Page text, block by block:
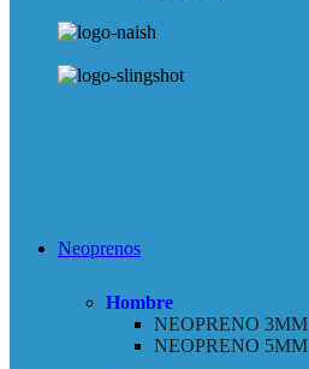
Neoprenos
Hombre
NEOPRENO 3MM
NEOPRENO 5MM